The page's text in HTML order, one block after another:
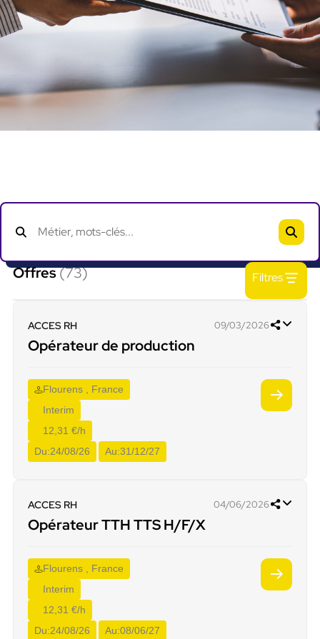
Offres(73) Filtres
ACCES RH 09/03/2026
Opérateur de production
Flourens , France
Interim
12,31 €/h
Du:24/08/26 Au:31/12/27
ACCES RH 04/06/2026
Opérateur TTH TTS H/F/X
Flourens , France
Interim
12,31 €/h
Du:24/08/26 Au:08/06/27